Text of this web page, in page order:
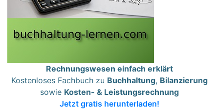
Rechnungswesen einfach erklärt
Kostenloses Fachbuch zu Buchhaltung, Bilanzierung
sowie Kosten- & Leistungsrechnung
Jetzt gratis herunterladen!